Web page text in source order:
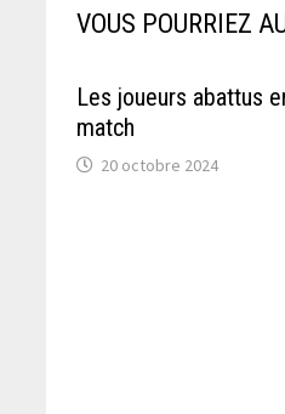
VOUS POURRIEZ
Les joueurs abattus
match
20 octobre 2024